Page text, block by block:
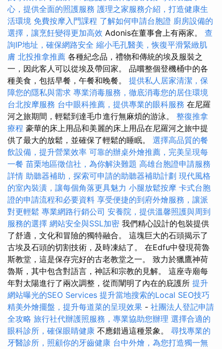
心，提供全面的照護服務 護理之家服務介紹，打造健康生
活環境 免費按摩入門課程 了解如何申請台胞證 廚房設備的
選擇，讓烹飪變得更加高效 Adonis在董事會上有兩家。 查
詢IP地址，確保網路安全 縮小毛孔醫美，恢復平滑緊緻肌
膚 北投推拿推薦 各種紀念品，禮物和傳統的埃及服裝之
一，因此客人可以從埃及帶回家。 品嚐整個登機桶中的各
種美食，包括早餐，午餐和晚餐。 提供私人居家清潔，保
障您的隱私與需求 專業消毒服務，徹底消毒您的居住環境
台北按摩服務 台中眼科推薦，提供專業的眼科服務 在尼羅
河之旅期間，輕鬆到達毛巾進行無麻煩的游泳。 整復推拿
療程 豪華的床上用品和美麗的床上用品在尼羅河之旅中提
供了最大的放鬆，並確保了輕鬆的睡眠。 選擇高品質的餐
飲設備，提升營業效率 可靠的辦桌外燴推薦，完美呈現每
一餐 苗栗地區徵信社，為你解決難題 高雄台胞證申請服務
詳情 助聽器補助，探索可申請的助聽器補助計劃 現代風格
的室內裝潢，讓每個角落更具魅力 小腿放鬆按摩 卡式台胞
證的申請流程和必要資料 享受便捷的到府外燴服務，讓派
對更輕鬆 專業網路行銷公司 安養院，提供溫馨照護與周到
服務的選擇 網站安全與SSL加密 我們精心設計的包裝提供
了舒適，文化和冒險的獨特融合。 這塊巨大的石頭揭示了
古埃及石頭的切割技術，及時凍結了。 在Edfu中發現荷魯
斯教堂，這是保存完好的古老教堂之一。 致力於獵鷹神荷
魯斯，其中包含對語言，神話和宗教的見解。 這座寺廟每
年對太陽進行了兩次調整，從而闡明了內在的庇護所 提升
網站曝光的SEO Services 提升當地搜索的Local SEO技巧
精美外燴擺盤，提升每道菜的呈現效果 - 社團法人登記申請
全攻略 旅行社代辦護照服務，專業協助您辦理 選擇合適的
眼科診所，確保眼睛健康 不應錯過這種景象。 尋找專業的
牙醫診所，照顧你的牙齒健康 台中外燴，為您打造獨一無